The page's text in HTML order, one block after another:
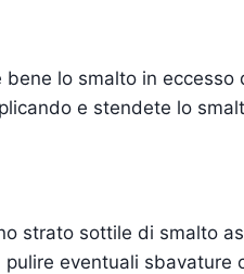
lo smalto in eccesso
e stendete lo
strato sottile di smalto
eventuali sbavature